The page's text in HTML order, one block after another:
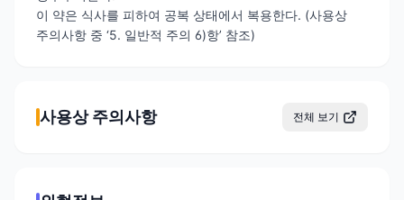
이 약은 식사를 피하여 공복 상태에서 복용한다. (사용상
주의사항 중 ‘5. 일반적 주의 6)항’ 참조)
사용상 주의사항 전체 보기